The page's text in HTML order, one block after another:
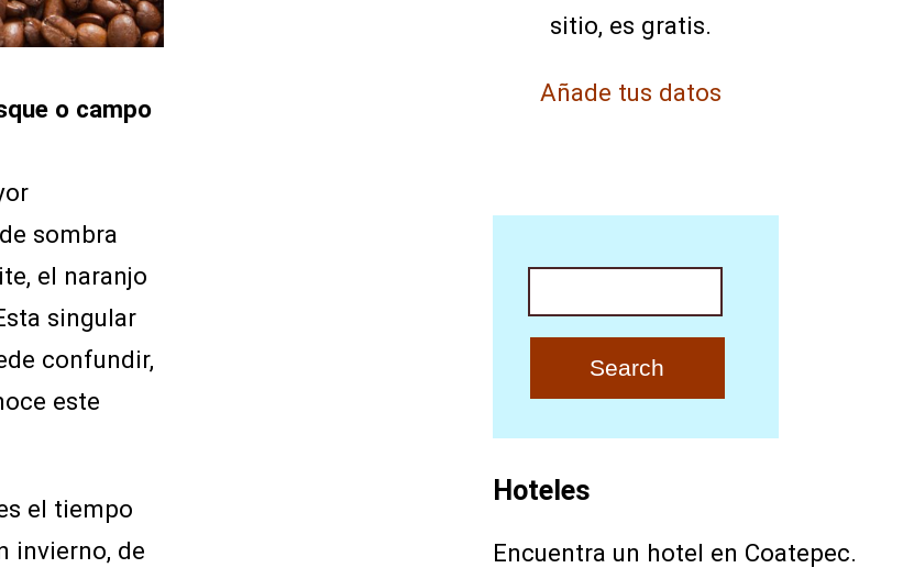
o campo
sombra
el naranjo
singular
confundir,
este
el tiempo
invierno, de
sitio, es gratis.
Añade tus datos
Search
Hoteles
Encuentra un hotel en Coatepec.